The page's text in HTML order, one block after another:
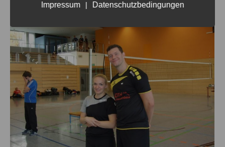
Impressum
| Datenschutzbedingungen